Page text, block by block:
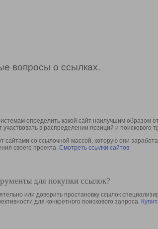
вопросы о ссылках.
определить какой сайт наилучшим образом
в раcпределении позиций и поискового
со ссылочной массой, которую они
своего проекта. Смотреть ссылки сайтов
для покупки ссылок?
или доверить простановку ссылок
для конкретного поискового запроса.